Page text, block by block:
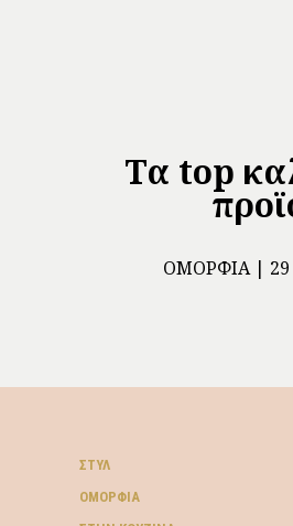
Τα top
ΟΜΟΡΦΙΆ
ΣΤΥΛ
ΟΜΟΡΦΙΆ